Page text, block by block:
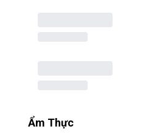
Ẩm Thực